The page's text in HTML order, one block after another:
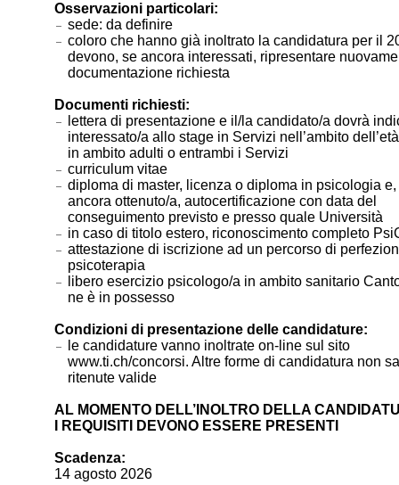
Osservazioni particolari:
sede: da definire
coloro che hanno già inoltrato la candidatura per il
devono, se ancora interessati, ripresentare
documentazione richiesta
Documenti richiesti:
lettera di presentazione e il/la candidato/a dovrà
interessato/a allo stage in Servizi nell’ambito
in ambito adulti o entrambi i Servizi
curriculum vitae
diploma di master, licenza o diploma in psicologia
ancora ottenuto/a, autocertificazione con data del
conseguimento previsto e presso quale Università
in caso di titolo estero, riconoscimento completo
attestazione di iscrizione ad un percorso di
psicoterapia
libero esercizio psicologo/a in ambito sanitario
ne è in possesso
Condizioni di presentazione delle candidature:
le candidature vanno inoltrate on-line sul sito
www.ti.ch/concorsi. Altre forme di candidatura non
ritenute valide
AL MOMENTO DELL’INOLTRO DELLA
I REQUISITI DEVONO ESSERE PRESENTI
Scadenza:
14 agosto 2026